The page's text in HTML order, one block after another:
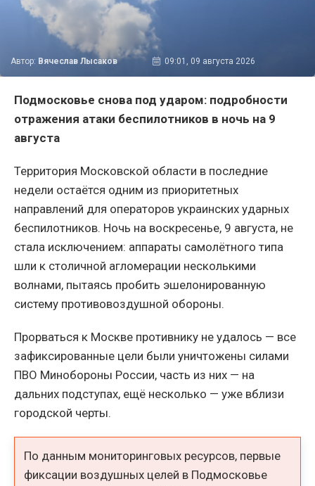
Автор: Вячеслав Лысаков 09:01, 09 августа 2026
Подмосковье снова под ударом: подробности
отражения атаки беспилотников в ночь на 9
августа
Территория Московской области в последние
недели остаётся одним из приоритетных
направлений для операторов украинских ударных
беспилотников. Ночь на воскресенье, 9 августа, не
стала исключением: аппараты самолётного типа
шли к столичной агломерации несколькими
волнами, пытаясь пробить эшелонированную
систему противовоздушной обороны.
Прорваться к Москве противнику не удалось — все
зафиксированные цели были уничтожены силами
ПВО Минобороны России, часть из них — на
дальних подступах, ещё несколько — уже вблизи
городской черты.
По данным мониторинговых ресурсов, первые
фиксации воздушных целей в Подмосковье